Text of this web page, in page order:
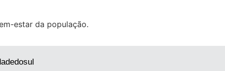
estar da população.